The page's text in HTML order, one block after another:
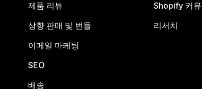
제품 리뷰
상향 판매 및 번들
이메일 마케팅
SEO
배송
Shopify 커
리서치